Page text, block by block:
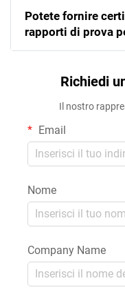
Potete fornire
rapporti di prova
Richiedi
Il nostro
Email
Nome
Company Name